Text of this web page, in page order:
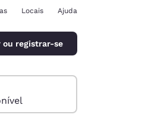
Locais Ajuda
ou registrar-se